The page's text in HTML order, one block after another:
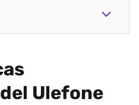
Ulefone